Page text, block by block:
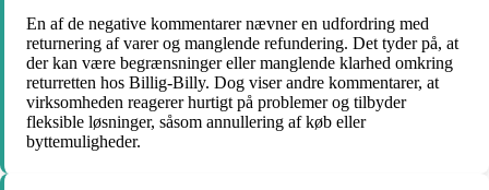
En af de negative kommentarer nævner en udfordring med
returnering af varer og manglende refundering. Det tyder på, at
der kan være begrænsninger eller manglende klarhed omkring
returretten hos Billig-Billy. Dog viser andre kommentarer, at
virksomheden reagerer hurtigt på problemer og tilbyder
fleksible løsninger, såsom annullering af køb eller
byttemuligheder.